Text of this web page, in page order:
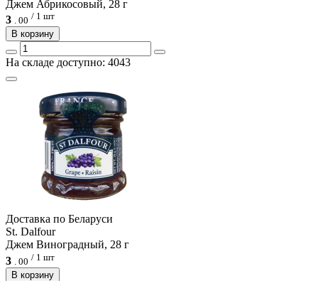
Джем Абрикосовый, 28 г
3 . 00 / 1 шт
В корзину
На складе доступно: 4043
Доcтавка по Беларуси
St. Dalfour
Джем Виноградный, 28 г
3
00 / 1 шт
В корзину